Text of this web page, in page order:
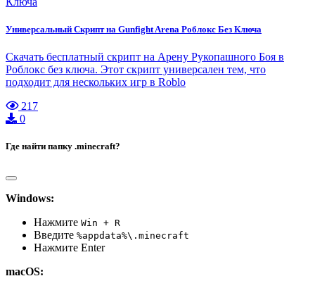
Универсальный Скрипт на Gunfight Arena Роблокс Без Ключа
Скачать бесплатный скрипт на Арену Рукопашного Боя в
Роблокс без ключа. Этот скрипт универсален тем, что
подходит для нескольких игр в Roblo
217
0
Где найти папку .minecraft?
Windows:
Нажмите Win + R
Введите %appdata%\.minecraft
Нажмите Enter
macOS: